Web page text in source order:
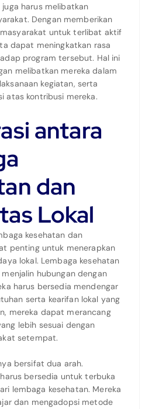
harus melibatkan
Dengan memberikan
untuk terlibat aktif
dapat meningkatkan rasa
program tersebut. Hal ini
melibatkan mereka dalam
kegiatan, serta
atas kontribusi mereka.
antara
dan
Lokal
kesehatan dan
penting untuk menerapkan
lokal. Lembaga kesehatan
hubungan dengan
harus bersedia mendengar
serta kearifan lokal yang
mereka dapat merancang
lebih sesuai dengan
setempat.
bersifat dua arah.
bersedia untuk terbuka
lembaga kesehatan. Mereka
dan mengadopsi metode